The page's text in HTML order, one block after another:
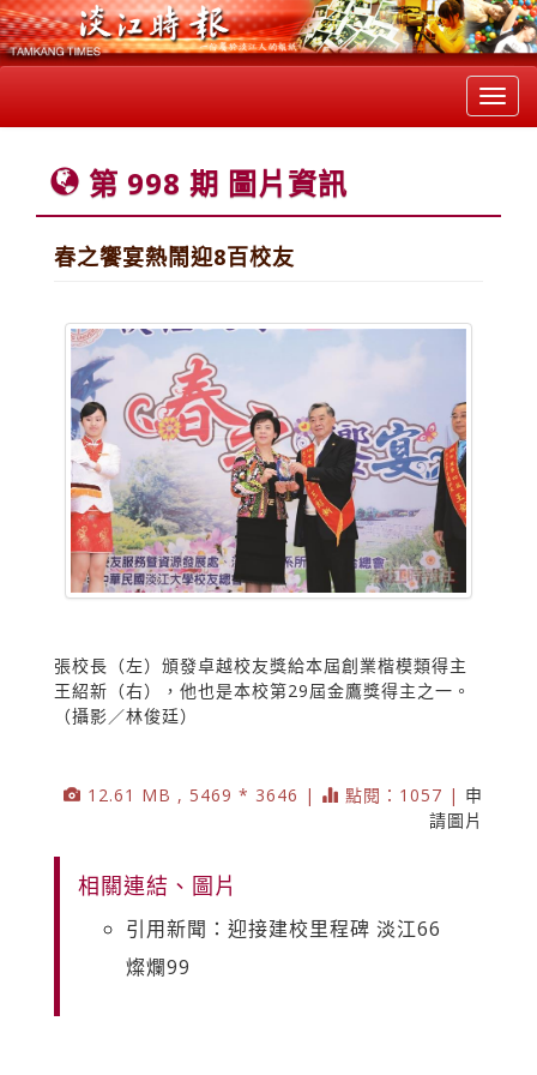
第 998 期 圖片資訊
春之饗宴熱鬧迎8百校友
張校長（左）頒發卓越校友獎給本屆創業楷模類得主
王紹新（右），他也是本校第29屆金鷹獎得主之一。
（攝影／林俊廷）
12.61 MB , 5469 * 3646 | 點閱：1057 | 申
請圖片
相關連結、圖片
引用新聞：迎接建校里程碑 淡江66
燦爛99